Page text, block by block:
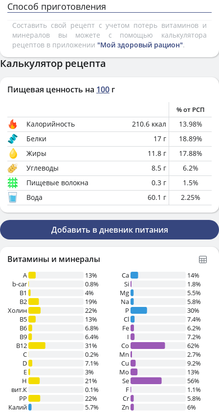
Способ приготовления
Составить свой рецепт с учетом потерь витаминов и
минералов вы можете с помощью калькулятора
рецептов в приложении "Мой здоровый рацион".
Калькулятор рецепта
Пищевая ценность на 100 г
% от РСП
Калорийность 210.6 ккал 13.98%
Белки
17 г 18.89%
Жиры
11.8 г 17.88%
Углеводы
8.5 г 6.2%
Пищевые волокна
0.3 г 1.5%
Вода
60.1 г 2.25%
Добавить в дневник питания
Витамины и минералы
A
13%
b-car
0.8%
В1
4%
B2
19%
Холин
22%
B5
13%
B6
6.8%
B9
6.4%
B12
31%
C
0.2%
D
7.1%
E
3%
H
21%
вит.К
0.1%
PP
22%
Калий
5.7%
Ca
14%
Si
1.8%
Mg
5.5%
Na
5.8%
P
30%
Cl
7.4%
Fe
6.2%
I
7.2%
Co
62%
Mn
2.7%
Cu
9.2%
Mo
13%
Se
56%
F
1.1%
Cr
5.8%
Zn
6%